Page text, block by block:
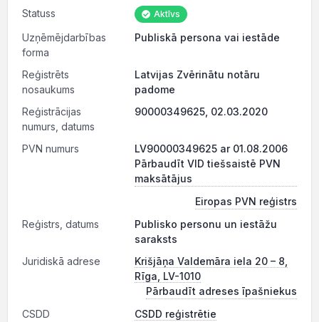
Statuss Aktīvs
Uzņēmējdarbības
forma
Publiskā persona vai iestāde
Reģistrēts
nosaukums
Latvijas Zvērinātu notāru
padome
Reģistrācijas
numurs, datums
90000349625, 02.03.2020
PVN numurs
LV90000349625 ar 01.08.2006
Pārbaudīt VID tiešsaistē PVN
maksātājus
Eiropas PVN reģistrs
Reģistrs, datums
Publisko personu un iestāžu
saraksts
Juridiskā adrese
Krišjāņa Valdemāra iela 20 – 8,
Rīga, LV-1010
Pārbaudīt adreses īpašniekus
CSDD
CSDD reģistrētie